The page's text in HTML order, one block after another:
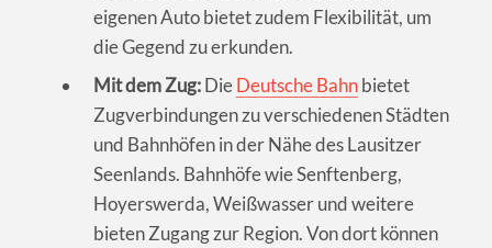
eigenen Auto bietet zudem Flexibilität, um
die Gegend zu erkunden.
Mit dem Zug:DieDeutsche Bahnbietet
Zugverbindungen zu verschiedenen Städten
und Bahnhöfen in der Nähe des Lausitzer
Seenlands. Bahnhöfe wie Senftenberg,
Hoyerswerda, Weißwasser und weitere
bieten Zugang zur Region. Von dort können